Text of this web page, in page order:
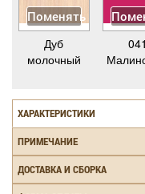
Поменять
Дуб
молочный
041
ХАРАКТЕРИСТИКИ
ПРИМЕЧАНИЕ
ДОСТАВКА И СБОРКА